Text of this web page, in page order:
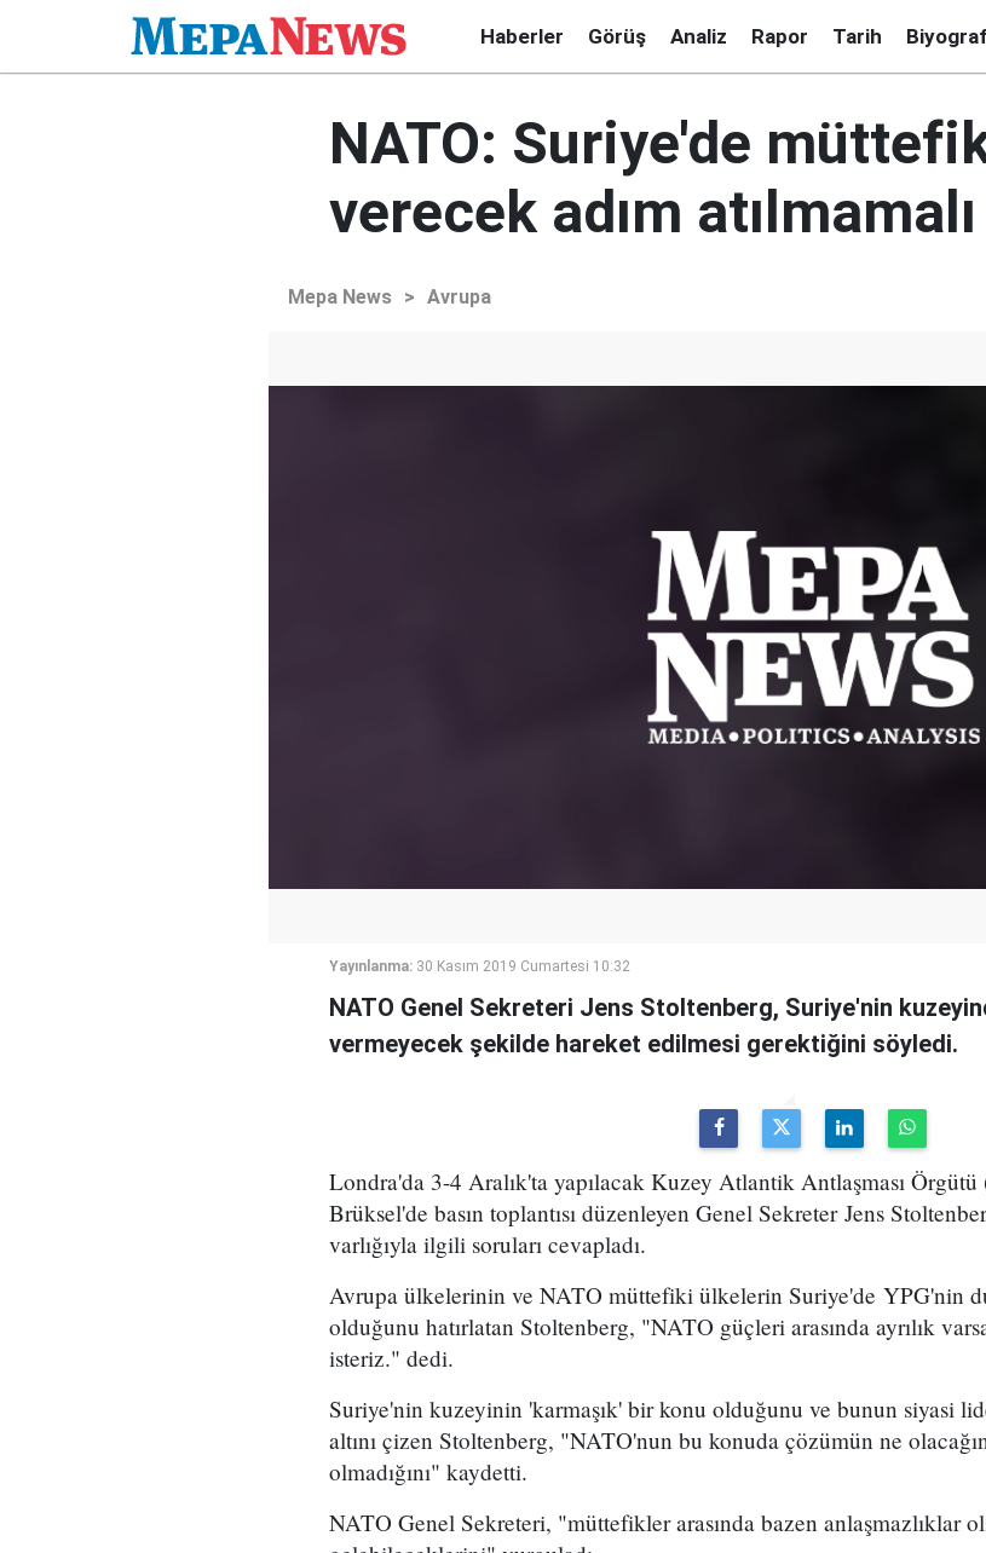
Haberler Görüş Analiz Rapor Tarih
NATO: Suriye'de
verecek adım atılmamalı
Mepa News > Avrupa
Yayınlanma: 30 Kasım 2019 Cumartesi 10:32
NATO Genel Sekreteri Jens Stoltenberg, Suriye'nin
vermeyecek şekilde hareket edilmesi gerektiğini söyledi.
Londra'da 3-4 Aralık'ta yapılacak Kuzey Atlantik Antlaşması
Brüksel'de basın toplantısı düzenleyen Genel Sekreter Jens
varlığıyla ilgili soruları cevapladı.
Avrupa ülkelerinin ve NATO müttefiki ülkelerin Suriye'de YPG'nin
olduğunu hatırlatan Stoltenberg, "NATO güçleri arasında ayrılık
isteriz." dedi.
Suriye'nin kuzeyinin 'karmaşık' bir konu olduğunu ve bunun siyasi
altını çizen Stoltenberg, "NATO'nun bu konuda çözümün ne
olmadığını" kaydetti.
NATO Genel Sekreteri, "müttefikler arasında bazen anlaşmazlıklar